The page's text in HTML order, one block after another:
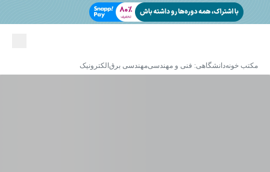
مکتب خونهدانشگاهی: فنی و مهندسیمهندسی برق الکترونیک